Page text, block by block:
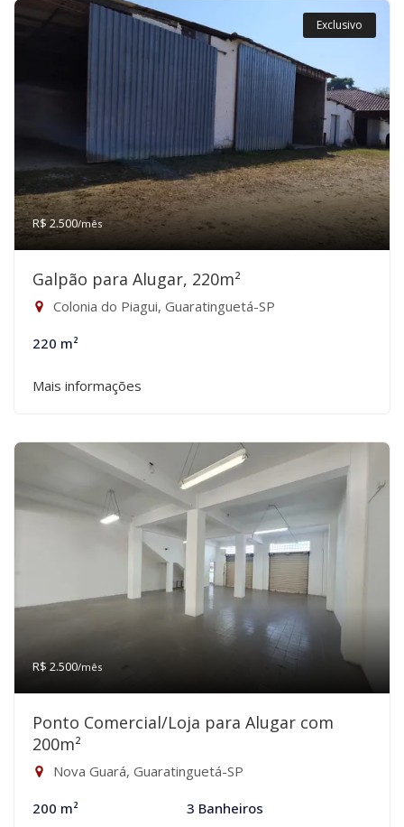
Exclusivo
R$ 2.500/mês
Galpão para Alugar, 220m²
Colonia do Piagui, Guaratinguetá-SP
220 m²
Mais informações
R$ 2.500/mês
Ponto Comercial/Loja para Alugar com
200m²
Nova Guará, Guaratinguetá-SP
200 m² 3 Banheiros